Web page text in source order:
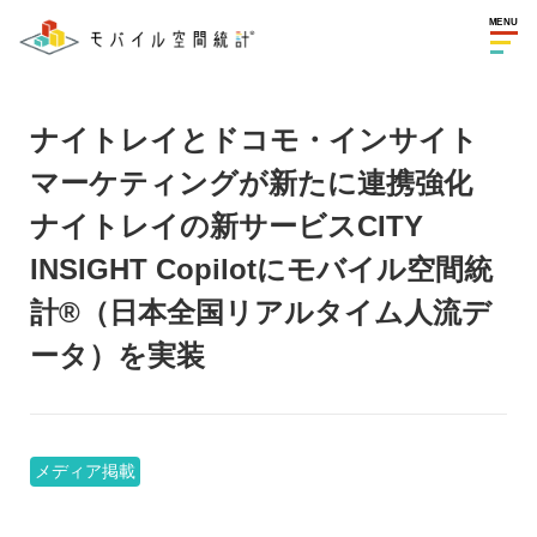
MENU
ナイトレイとドコモ・インサイト
マーケティングが新たに連携強化
ナイトレイの新サービスCITY
INSIGHT Copilotにモバイル空間統
計®（日本全国リアルタイム人流デ
ータ）を実装
メディア掲載